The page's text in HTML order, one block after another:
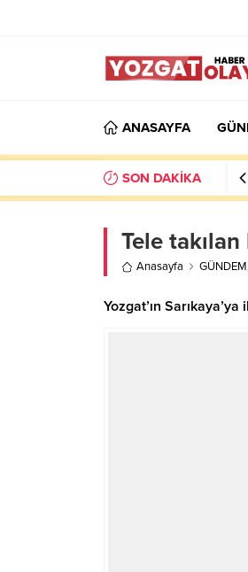
ANASAYFA
SON DAKİKA
Tele
Anasayfa GÜNDEM
Yozgat’ın